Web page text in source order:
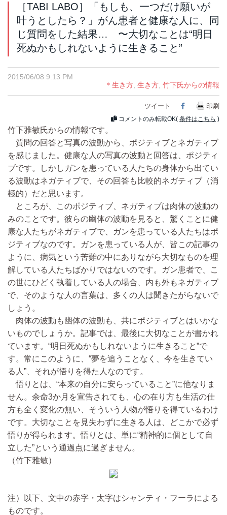
［TABI LABO］「もしも、一つだけ願いが
叶うとしたら？」がん患者と健康な人に、同
じ質問をした結果… 〜大切なことは“明日
死ぬかもしれないように生きること”
2015/06/08 9:13 PM
＊生き方 生き方 竹下氏からの情報
ツイート Facebook
印刷
コメントのみ転載OK( 条件はこちら )
竹下雅敏氏からの情報です。
質問の回答と写真の波動から、ポジティブとネガティブ
を感じました。健康な人の写真の波動と回答は、ポジティ
ブです。しかしガンを患っている人たちの身体から出てい
る波動はネガティブで、その回答も比較的ネガティブ（消
極的）だと思います。
ところが、このポジティブ、ネガティブは肉体の波動の
みのことです。彼らの幽体の波動を見ると、驚くことに健
康な人たちがネガティブで、ガンを患っている人たちはポ
ジティブなのです。ガンを患っている人が、皆この記事の
ように、病気という苦難の中にありながら大切なものを理
解している人たちばかりではないのです。ガン患者で、こ
の世にひどく執着している人の場合、内も外もネガティブ
で、そのような人の言葉は、多くの人は聞きたがらないで
しょう。
肉体の波動も幽体の波動も、共にポジティブとはいかな
いものでしょうか。記事では、最後に大切なことが書かれ
ています。“明日死ぬかもしれないように生きること”で
す。常にこのように、“夢を追うことなく、今を生きてい
る人”、それが悟りを得た人なのです。
悟りとは、“本来の自分に安らっていること”に他なりま
せん。余命3か月を宣告されても、心の在り方も生活の仕
方も全く変化の無い、そういう人物が悟りを得ているわけ
です。大切なことを見失わずに生きる人は、どこかで必ず
悟りが得られます。悟りとは、単に“精神的に個として自
立した”という通過点に過ぎません。
（竹下雅敏）
注）以下、文中の赤字・太字はシャンティ・フーラによる
ものです。